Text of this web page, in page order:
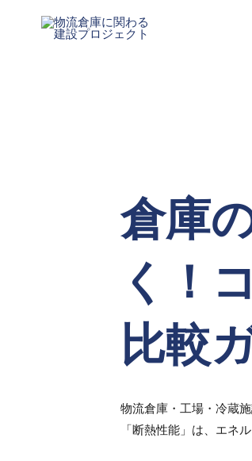
倉庫
く！
比較
物流倉庫・工場・冷蔵
「断熱性能」は、エネ
navigation